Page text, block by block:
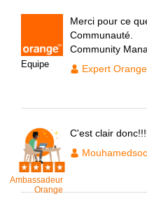
Equipe
Merci pour ce
Communauté.
Community
Expert Orange
Ambassadeur
Orange
C'est clair